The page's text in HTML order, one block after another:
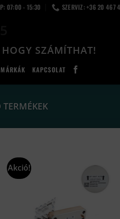
07:00 - 15:30 SZERVIZ: +36 20 467
SZÁMÍTHAT!
MÁRKÁK KAPCSOLAT
Akció!